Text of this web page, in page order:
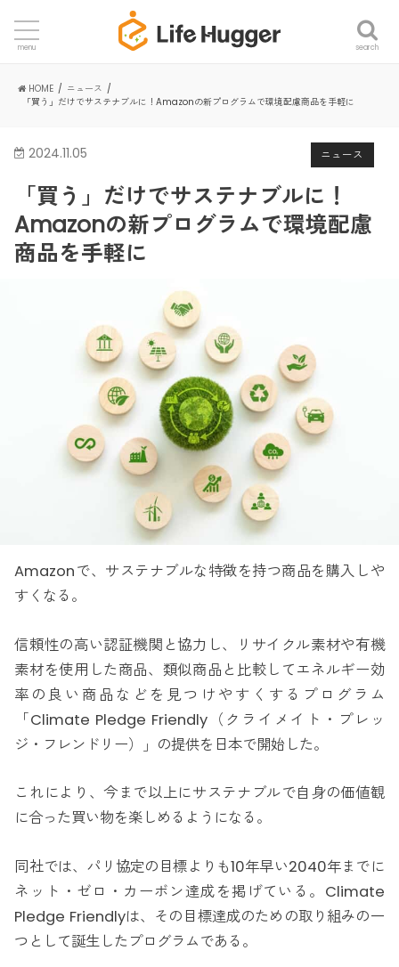
search
menu
HOME
ニュース
「買う」だけでサステナブルに！Amazonの新プログラムで環境配慮商品を手軽に
ニュース
2024.11.05
「買う」だけでサステナブルに！
Amazonの新プログラムで環境配慮
商品を手軽に
Amazonで、サステナブルな特徴を持つ商品を購入しや
すくなる。
信頼性の高い認証機関と協力し、リサイクル素材や有機
素材を使用した商品、類似商品と比較してエネルギー効
率の良い商品などを見つけやすくするプログラム
「Climate Pledge Friendly（クライメイト・プレッ
ジ・フレンドリー）」の提供を日本で開始した。
これにより、今まで以上にサステナブルで自身の価値観
に合った買い物を楽しめるようになる。
同社では、パリ協定の目標よりも10年早い2040年までに
ネット・ゼロ・カーボン達成を掲げている。Climate
Pledge Friendlyは、その目標達成のための取り組みの一
つとして誕生したプログラムである。